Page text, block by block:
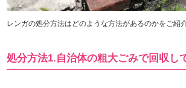
レンガの処分方法はどのような方法があるのかをご紹
処分方法1.自治体の粗大ごみで回収し